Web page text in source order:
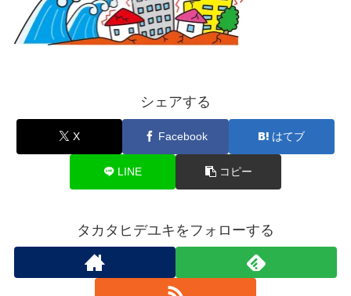
シェアする
X Facebook はてブ
LINE コピー
タカタヒデユキをフォローする